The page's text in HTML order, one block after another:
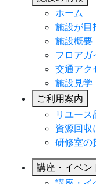
ホーム
施設が目
施設概要
フロアガ
交通アク
施設見学
ご利用案内
リユー
資源回収
研修室の
講座・イベン